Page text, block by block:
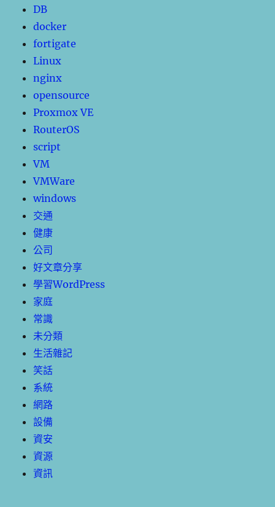
DB
docker
fortigate
Linux
nginx
opensource
Proxmox VE
RouterOS
script
VM
VMWare
windows
交通
健康
公司
好文章分享
學習WordPress
家庭
常識
未分類
生活雜記
笑話
系統
網路
設備
資安
資源
資訊